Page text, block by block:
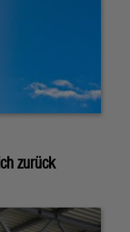
zurück